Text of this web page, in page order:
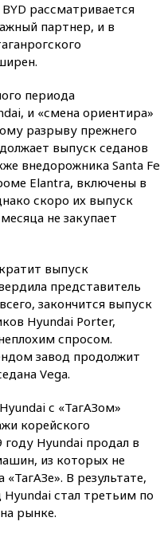
рассматривается
партнер, и в
периода
и «смена ориентира»
разрыву прежнего
выпуск седанов
внедорожника Santa Fe
Elantra, включены в
скоро их выпуск
не закупает
выпуск
представитель
закончится выпуск
Hyundai Porter,
спросом.
завод продолжит
Vega.
с «ТагАЗом»
корейского
году Hyundai продал в
из которых не
В результате,
стал третьим по
рынке.